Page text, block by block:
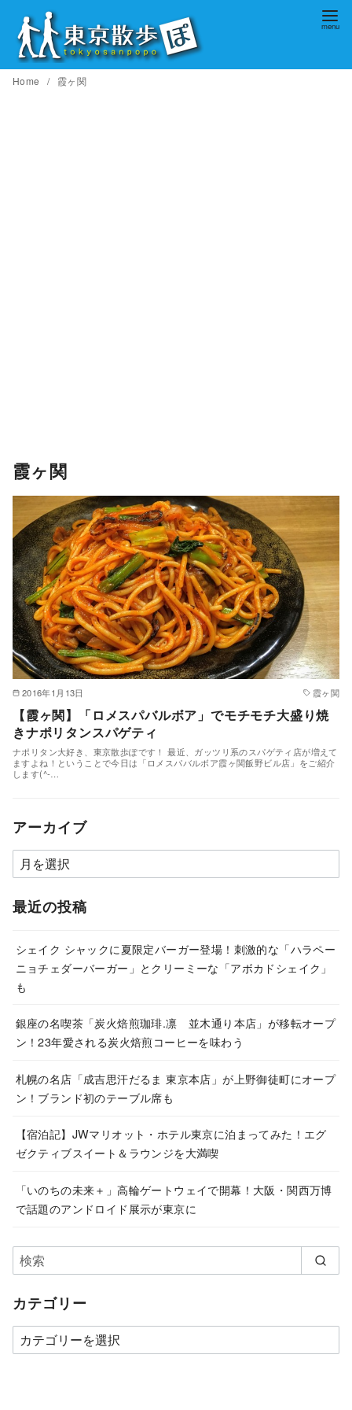
ンHome 霞ヶ関
霞ヶ関
2016年1月13日 霞ヶ関
【霞ヶ関】「ロメスパバルボア」でモチモチ大盛り焼
きナポリタンスパゲティ
ナポリタン大好き、東京散歩ぽです！ 最近、ガッツリ系のスパゲティ店が増えて
ますよね！ということで今日は「ロメスパバルボア霞ヶ関飯野ビル店」をご紹介
します(^-…
アーカイブ
ア
ー
カ
ブ
最近の投稿
シェイク シャックに夏限定バーガー登場！刺激的な「ハラペー
ニョチェダーバーガー」とクリーミーな「アボカドシェイク」
も
銀座の名喫茶「炭火焙煎珈琲.凛 並木通り本店」が移転オープ
ン！23年愛される炭火焙煎コーヒーを味わう
札幌の名店「成吉思汗だるま 東京本店」が上野御徒町にオープ
ン！ブランド初のテーブル席も
【宿泊記】JWマリオット・ホテル東京に泊まってみた！エグ
ゼクティブスイート＆ラウンジを大満喫
「いのちの未来＋」高輪ゲートウェイで開幕！大阪・関西万博
で話題のアンドロイド展示が東京に
カテゴリー
カ
テ